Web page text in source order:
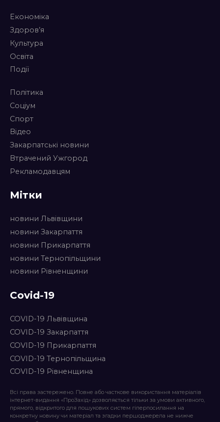
Економіка
Здоров’я
Культура
Освіта
Події
Політика
Соціум
Спорт
Відео
Закарпатські новини
Втрачений Ужгород
Рекламодавцям
Мітки
новини Львівщини
новини Закарпаття
новини Прикарпаття
новини Тернопільщини
новини Рівненщини
Covid-19
COVID-19 Львівщина
COVID-19 Закарпаття
COVID-19 Прикарпаття
COVID-19 Тернопільщина
COVID-19 Рівненщина
Всі права застережено. Повне або часткове використання матеріалів
інтернет-видання «ПроЗахід» дозволяється тільки за умови активного,
прямого, відкритого для пошукових систем гіперпосилання на
конкретну новину чи матеріал та згадки першоджерела не нижче